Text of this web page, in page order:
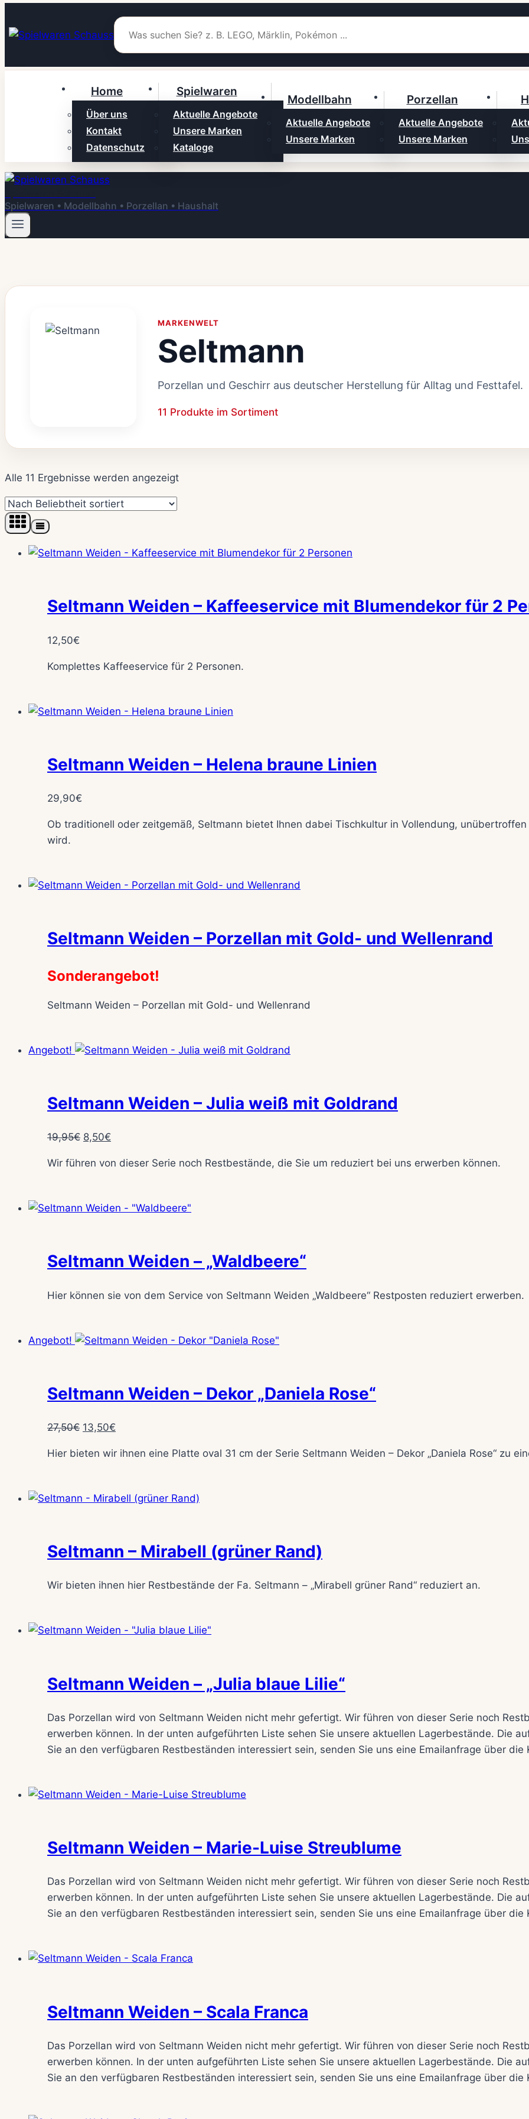
Inhalt
springen
Home
Über uns
Kontakt
Datenschutz
Spielwaren
Aktuelle Angebote
Unsere Marken
Kataloge
Modellbahn
Aktuelle Angebote
Unsere Marken
Porzellan
Aktuelle Angebote
Unsere Marken
Spielwaren • Modellbahn • Porzellan • Haushalt
MARKENWELT
Seltmann
Porzellan und Geschirr aus deutscher Herstellung für Alltag und Festtafel.
11 Produkte im Sortiment
Alle 11 Ergebnisse werden angezeigtNach
Seltmann Weiden – Kaffeeservice mit Blumendekor für 2
12,50€
Komplettes Kaffeeservice für 2 Personen.
Seltmann Weiden – Helena braune Linien
29,90€
Ob traditionell oder zeitgemäß, Seltmann bietet Ihnen dabei Tischkultur in Vollendung,
wird.
Seltmann Weiden – Porzellan mit Gold- und Wellenrand
Sonderangebot!
Seltmann Weiden – Porzellan mit Gold- und Wellenrand
Angebot!
Seltmann Weiden – Julia weiß mit Goldrand
19,95€ Ursprünglicher
war:
8,50€
ist:
Wir führen von dieser Serie noch Restbestände, die Sie um reduziert bei uns erwerben können.
Seltmann Weiden – „Waldbeere“
Hier können sie von dem Service von Seltmann Weiden „Waldbeere“ Restposten reduziert erwerben.
Angebot!
Seltmann Weiden – Dekor „Daniela Rose“
27,50€ Ursprünglicher
war:
13,50€
ist:
Hier bieten wir ihnen eine Platte oval 31 cm der Serie Seltmann Weiden – Dekor „Daniela Rose“ zu
Seltmann – Mirabell (grüner Rand)
Wir bieten ihnen hier Restbestände der Fa. Seltmann – „Mirabell grüner Rand“ reduziert an.
Seltmann Weiden – „Julia blaue Lilie“
Das Porzellan wird von Seltmann Weiden nicht mehr gefertigt. Wir führen von dieser Serie noch
erwerben können. In der unten aufgeführten Liste sehen Sie unsere aktuellen Lagerbestände. Die
Sie an den verfügbaren Restbeständen interessiert sein, senden Sie uns eine Emailanfrage über
Seltmann Weiden – Marie-Luise Streublume
Das Porzellan wird von Seltmann Weiden nicht mehr gefertigt. Wir führen von dieser Serie noch
erwerben können. In der unten aufgeführten Liste sehen Sie unsere aktuellen Lagerbestände. Die
Sie an den verfügbaren Restbeständen interessiert sein, senden Sie uns eine Emailanfrage über
Seltmann Weiden – Scala Franca
Das Porzellan wird von Seltmann Weiden nicht mehr gefertigt. Wir führen von dieser Serie noch
erwerben können. In der unten aufgeführten Liste sehen Sie unsere aktuellen Lagerbestände. Die
Sie an den verfügbaren Restbeständen interessiert sein, senden Sie uns eine Emailanfrage über